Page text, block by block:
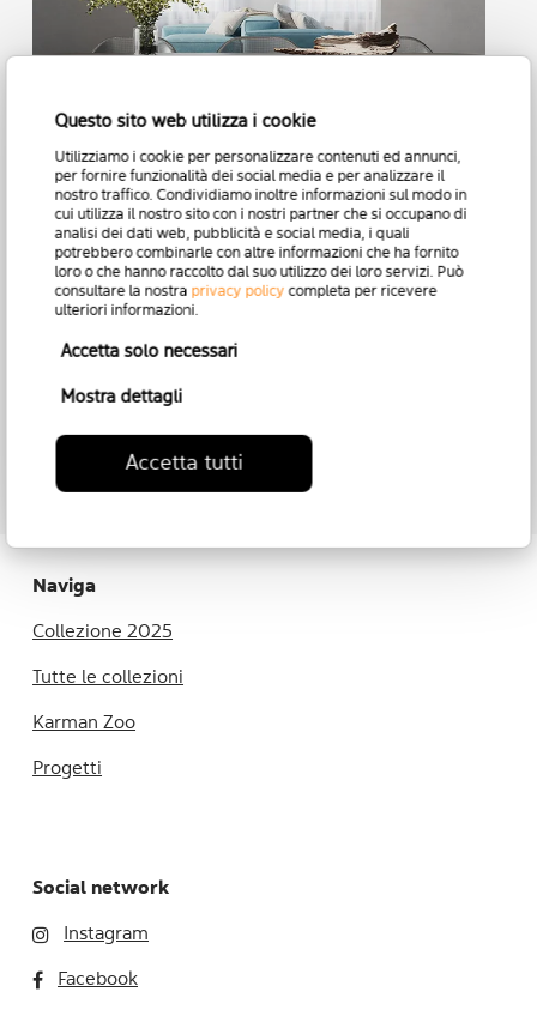
Questo sito web utilizza i cookie
Utilizziamo i cookie per personalizzare contenuti ed annunci,
per fornire funzionalità dei social media e per analizzare il
nostro traffico. Condividiamo inoltre informazioni sul modo in
cui utilizza il nostro sito con i nostri partner che si occupano di
analisi dei dati web, pubblicità e social media, i quali
potrebbero combinarle con altre informazioni che ha fornito
loro o che hanno raccolto dal suo utilizzo dei loro servizi. Può
consultare la nostra privacy policy completa per ricevere
ulteriori informazioni.
Accetta solo necessari
Mostra dettagli
Accetta tutti
Turn It
Naviga
Collezione 2025
Tutte le collezioni
Karman Zoo
Progetti
Social network
Instagram
Facebook